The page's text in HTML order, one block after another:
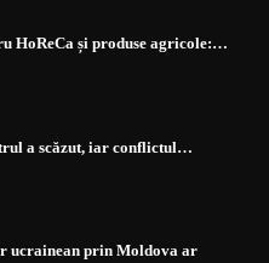
HoReCa și produse agricole:…
a scăzut, iar conflictul…
ucrainean prin Moldova ar